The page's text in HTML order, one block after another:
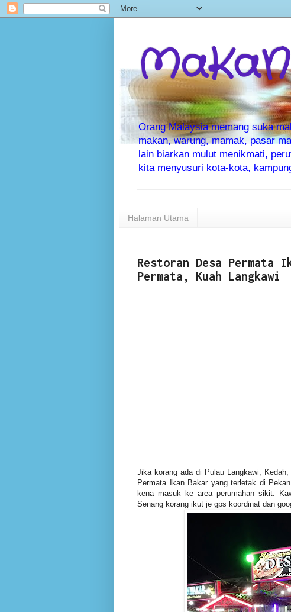
Orang Malaysia memang suka
makan, warung, mamak, pasar
lain biarkan mulut menikmati,
kita menyusuri kota-kota,
Halaman Utama
Restoran Desa Permata
Permata, Kuah Langkawi
Jika korang ada di Pulau Langkawi,
Permata Ikan Bakar yang terletak di
kena masuk ke area perumahan sikit.
Senang korang ikut je gps koordinat dan